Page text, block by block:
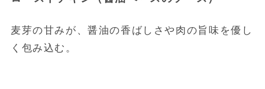
麦芽の甘みが、醤油の香ばしさや肉の旨味を優し
く包み込む。